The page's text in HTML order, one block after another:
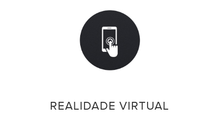
REALIDADE VIRTUAL